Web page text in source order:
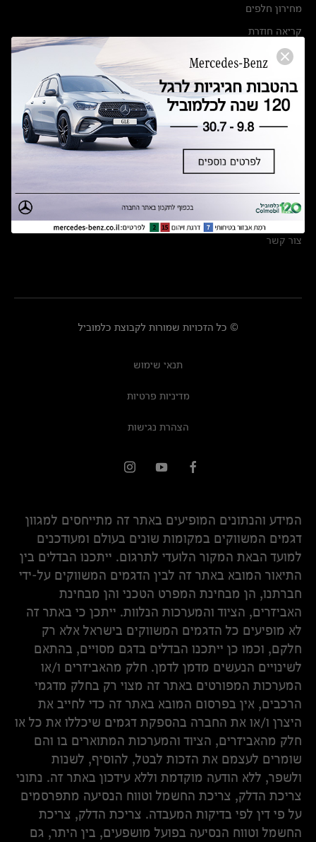
מחירון חלפים
קריאה חוזרת
הודעה על הטבות לרכבי מרצדס בהסדר פשרה בתצ 56447-02-19
תקנון ימי מכירות 120 לכלמוביל
מצאו אותנו
אולמות תצוגה
מרכזי שירות
צור קשר
© כל הזכויות שמורות לקבוצת כלמוביל
תנאי שימוש
מדיניות פרטיות
הצהרת נגישות
המידע והנתונים המופיעים באתר זה מתייחסים למגוון
דגמים המשווקים במקומות שונים בעולם ומעודכנים
למועד הבאת המקור הלועדי לתרגום. ייתכנו הבדלים בין
התיאור המובא באתר זה לבין הדגמים המשווקים על-ידי
חברתנו, הן מבחינת המפרט הטכני והן מבחינת
האביזרים, הציוד והמערכות הנלוות. ייתכן כי באתר זה
לא מופיעים כל הדגמים המשווקים בישראל אלא רק
חלקם, וכמו כן ייתכנו הבדלים בדגם מסויים, בהתאם
לשינויים הנעשים מדמן לדמן. חלק מהאביזרים ו/או
המערכות המפורטים באתר זה מצוי רק בחלק מדגמי
הרכבים, אין בפרסום המובא באתר זה כדי לחייב את
היצרן ו/או את החברה בהספקת דגמים שיכללו את כל או
חלק מהאביזרים, הציוד והמערכות המתוארים בו והם
שומרים לעצמם את הזכות לבטל, להוסיף, לשנות
ולשפר, ללא הודעה מוקדמת וללא עידכון באתר זה. נתוני
צריכת הדלק, צריכת החשמל וטווח הנסיעה מתפרסמים
על פי דין לפי בדיקות המעבדה. צריכת הדלק, צריכת
החשמל וטווח הנסיעה בפועל מושפעים, בין היתר, גם